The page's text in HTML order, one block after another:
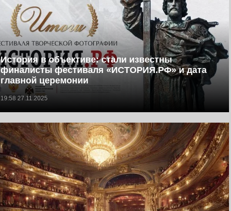
История в объективе: cтали известны
финалисты фестиваля «ИСТОРИЯ.РФ» и дата
главной церемонии
19:58 27.11.2025